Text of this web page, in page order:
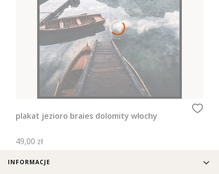
plakat jezioro braies dolomity włochy
Cena
49,00 zł
Linki w stopce
INFORMACJE